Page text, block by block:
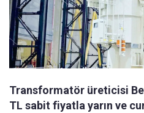
Transformatör üreticisi
TL sabit fiyatla yarın ve